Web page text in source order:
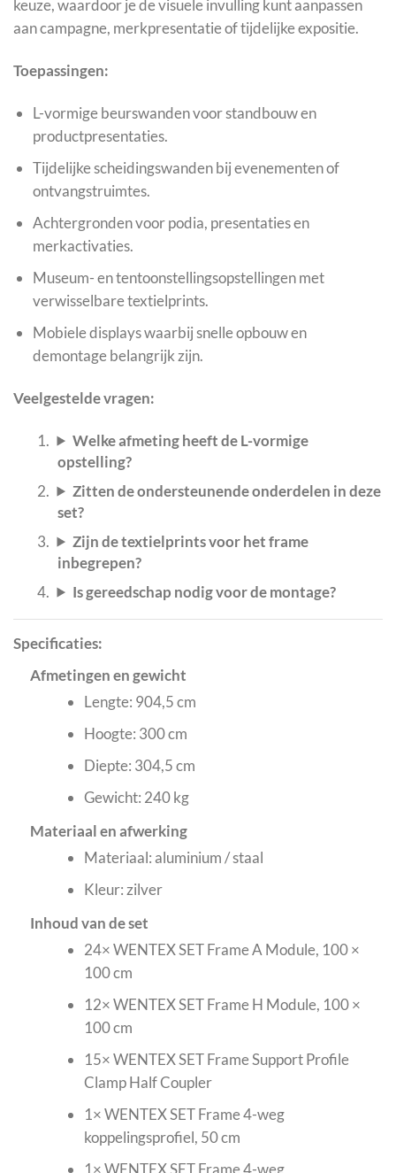
keuze, waardoor je de visuele invulling kunt aanpassen
aan campagne, merkpresentatie of tijdelijke expositie.
Toepassingen:
L-vormige beurswanden voor standbouw en
productpresentaties.
Tijdelijke scheidingswanden bij evenementen of
ontvangstruimtes.
Achtergronden voor podia, presentaties en
merkactivaties.
Museum- en tentoonstellingsopstellingen met
verwisselbare textielprints.
Mobiele displays waarbij snelle opbouw en
demontage belangrijk zijn.
Veelgestelde vragen:
Welke afmeting heeft de L-vormige
opstelling?
Zitten de ondersteunende onderdelen in deze
set?
Zijn de textielprints voor het frame
inbegrepen?
Is gereedschap nodig voor de montage?
Specificaties:
Afmetingen en gewicht
Lengte: 904,5 cm
Hoogte: 300 cm
Diepte: 304,5 cm
Gewicht: 240 kg
Materiaal en afwerking
Materiaal: aluminium / staal
Kleur: zilver
Inhoud van de set
24× WENTEX SET Frame A Module, 100 ×
100 cm
12× WENTEX SET Frame H Module, 100 ×
100 cm
15× WENTEX SET Frame Support Profile
Clamp Half Coupler
1× WENTEX SET Frame 4-weg
koppelingsprofiel, 50 cm
1× WENTEX SET Frame 4-weg